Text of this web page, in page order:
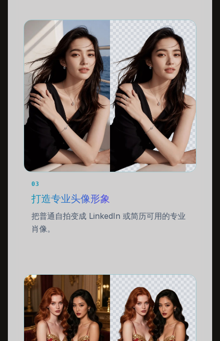
03
打造专业头像形象
把普通自拍变成 LinkedIn 或简历可用的专业
肖像。